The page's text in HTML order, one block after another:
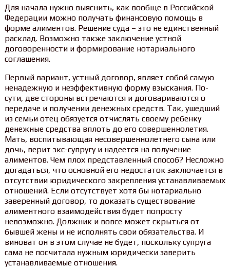
Для начала нужно выяснить, как вообще в Российской
Федерации можно получать финансовую помощь в
форме алиментов. Решение суда – это не единственный
расклад. Возможно также заключение устной
договоренности и формирование нотариального
соглашения.
Первый вариант, устный договор, являет собой самую
ненадежную и неэффективную форму взыскания. По-
сути, две стороны встречаются и договариваются о
передаче и получении денежных средств. Так, ушедший
из семьи отец обязуется отчислять своему ребенку
денежные средства вплоть до его совершеннолетия.
Мать, воспитывающая несовершеннолетнего сына или
дочь, верит экс-супругу и надеется на получение
алиментов. Чем плох представленный способ? Несложно
догадаться, что основной его недостаток заключается в
отсутствии юридического закрепления устанавливаемых
отношений. Если отсутствует хотя бы нотариально
заверенный договор, то доказать существование
алиментного взаимодействия будет попросту
невозможно. Должник и вовсе может скрыться от
бывшей жены и не исполнять свои обязательства. И
виноват он в этом случае не будет, поскольку супруга
сама не посчитала нужным юридически заверить
устанавливаемые отношения.